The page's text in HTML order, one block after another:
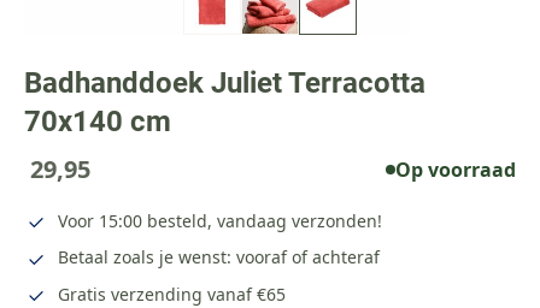
Badhanddoek Juliet Terracotta
70x140 cm
29,95 Op voorraad
Voor 15:00 besteld, vandaag verzonden!
Betaal zoals je wenst: vooraf of achteraf
Gratis verzending vanaf €65